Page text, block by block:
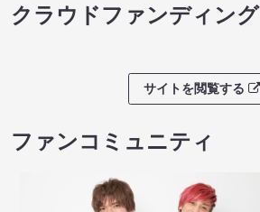
クラウドファンディング
サイトを閲覧する
ファンコミュニティ